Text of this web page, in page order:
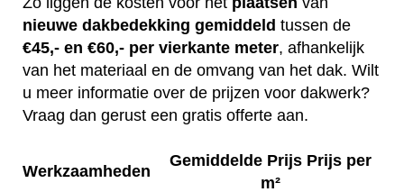
nieuwe dakbedekking gemiddeld tussen de
€45,- en €60,- per vierkante meter, afhankelijk
van het materiaal en de omvang van het dak. Wilt
u meer informatie over de prijzen voor dakwerk?
Vraag dan gerust een gratis offerte aan.
Werkzaamheden
Gemiddelde Prijs Prijs per
m²